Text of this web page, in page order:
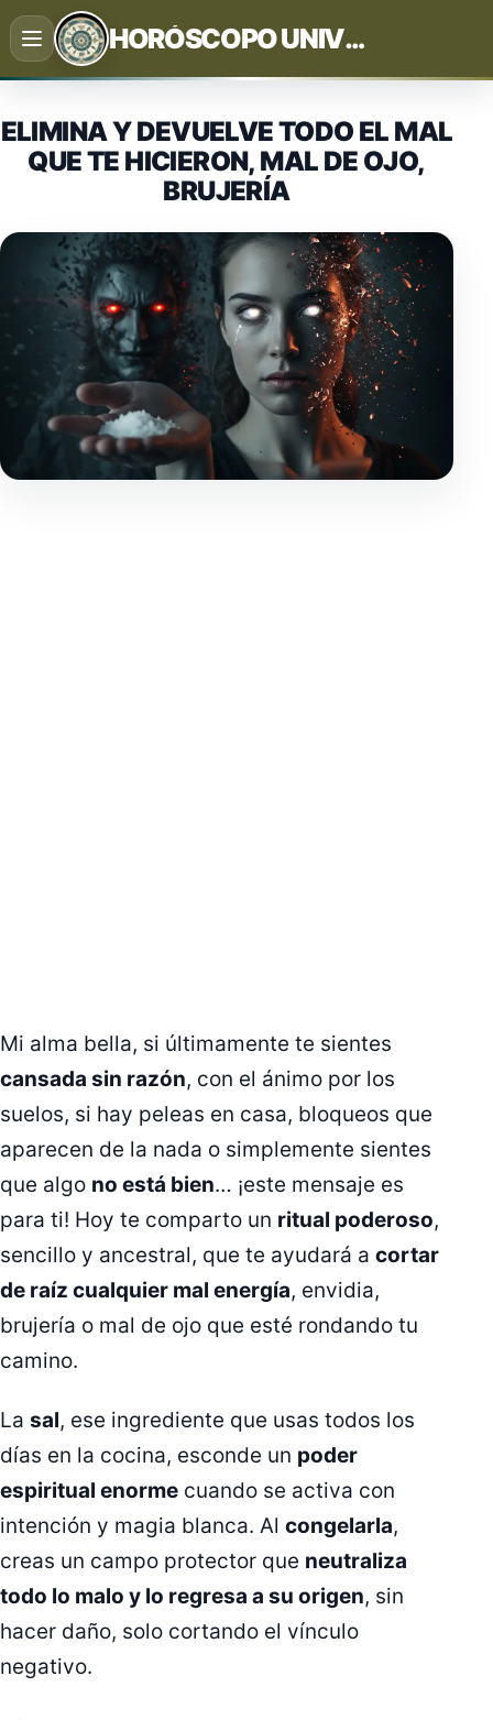
Saltar
al
contenido
HORÓSCOPO UNIVERSAL
ELIMINA Y DEVUELVE TODO EL MAL
QUE TE HICIERON, MAL DE OJO,
BRUJERÍA
Mi alma bella, si últimamente te sientes
cansada sin razón, con el ánimo por los
suelos, si hay peleas en casa, bloqueos que
aparecen de la nada o simplemente sientes
que algo no está bien… ¡este mensaje es
para ti! Hoy te comparto un ritual poderoso,
sencillo y ancestral, que te ayudará a cortar
de raíz cualquier mal energía, envidia,
brujería o mal de ojo que esté rondando tu
camino.
La sal, ese ingrediente que usas todos los
días en la cocina, esconde un poder
espiritual enorme cuando se activa con
intención y magia blanca. Al congelarla,
creas un campo protector que neutraliza
todo lo malo y lo regresa a su origen, sin
hacer daño, solo cortando el vínculo
negativo.